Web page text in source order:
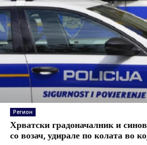
Регион
Хрватски градоначалник и
со возач, удирале по колата во